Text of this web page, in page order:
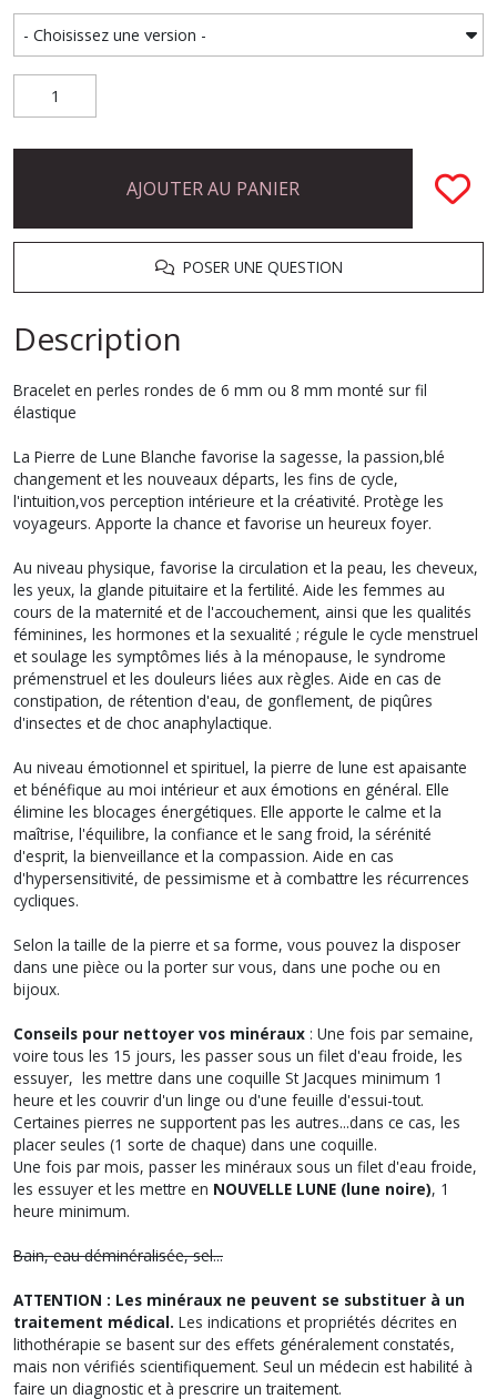
AJOUTER AU PANIER
POSER UNE QUESTION
Description
Bracelet en perles rondes de 6 mm ou 8 mm monté sur fil
élastique
La Pierre de Lune Blanche favorise la sagesse, la passion,blé
changement et les nouveaux départs, les fins de cycle,
l'intuition,vos perception intérieure et la créativité. Protège les
voyageurs. Apporte la chance et favorise un heureux foyer.
Au niveau physique, favorise la circulation et la peau, les cheveux,
les yeux, la glande pituitaire et la fertilité. Aide les femmes au
cours de la maternité et de l'accouchement, ainsi que les qualités
féminines, les hormones et la sexualité ; régule le cycle menstruel
et soulage les symptômes liés à la ménopause, le syndrome
prémenstruel et les douleurs liées aux règles. Aide en cas de
constipation, de rétention d'eau, de gonflement, de piqûres
d'insectes et de choc anaphylactique.
Au niveau émotionnel et spirituel, la pierre de lune est apaisante
et bénéfique au moi intérieur et aux émotions en général. Elle
élimine les blocages énergétiques. Elle apporte le calme et la
maîtrise, l'équilibre, la confiance et le sang froid, la sérénité
d'esprit, la bienveillance et la compassion. Aide en cas
d'hypersensitivité, de pessimisme et à combattre les récurrences
cycliques.
Selon la taille de la pierre et sa forme, vous pouvez la disposer
dans une pièce ou la porter sur vous, dans une poche ou en
bijoux.
Conseils pour nettoyer vos minéraux : Une fois par semaine,
voire tous les 15 jours, les passer sous un filet d'eau froide, les
essuyer, les mettre dans une coquille St Jacques minimum 1
heure et les couvrir d'un linge ou d'une feuille d'essui-tout.
Certaines pierres ne supportent pas les autres...dans ce cas, les
placer seules (1 sorte de chaque) dans une coquille.
Une fois par mois, passer les minéraux sous un filet d'eau froide,
les essuyer et les mettre en NOUVELLE LUNE (lune noire), 1
heure minimum.
Bain, eau déminéralisée, sel...
ATTENTION : Les minéraux ne peuvent se substituer à un
traitement médical. Les indications et propriétés décrites en
lithothérapie se basent sur des effets généralement constatés,
mais non vérifiés scientifiquement. Seul un médecin est habilité à
faire un diagnostic et à prescrire un traitement.